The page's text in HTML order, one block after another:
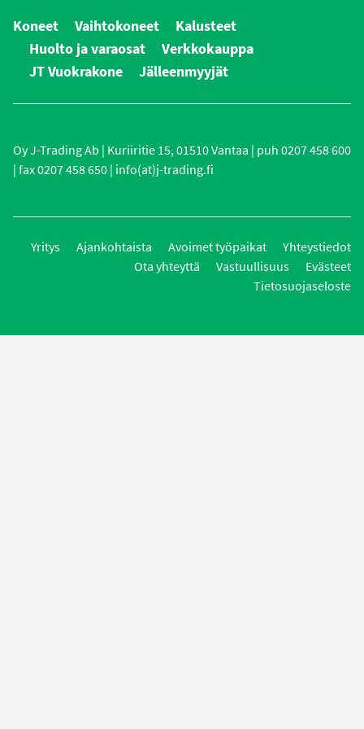
Koneet Vaihtokoneet
Kalusteet
Huolto ja varaosat
Verkkokauppa
JT Vuokrakone
Jälleenmyyjät
Oy J-Trading Ab | Kuriiritie 15, 01510 Vantaa | puh 0207 458 600
| fax 0207 458 650 | info(at)j-trading.fi
Yritys Ajankohtaista Avoimet työpaikat
Yhteystiedot
Ota yhteyttä
Vastuullisuus
Evästeet
Tietosuojaseloste